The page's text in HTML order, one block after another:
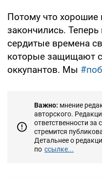
Потому что хорошие
закончились. Теперь
сердитые времена
которые защищают
оккупантов. Мы
Важно: мнение
авторского.
ответственности за
стремится
Детальнее о
по ссылке...